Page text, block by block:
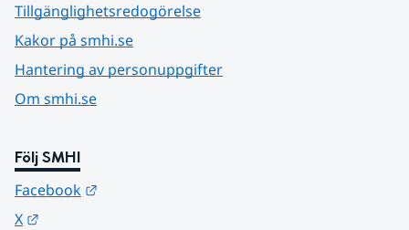
Tillgänglighetsredogörelse
Kakor på smhi.se
Hantering av personuppgifter
Om smhi.se
Följ SMHI
Facebook
X